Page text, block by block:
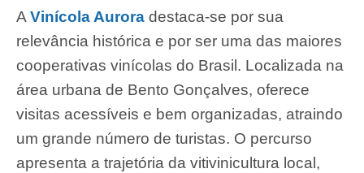
AVinícola Aurora destaca-se por sua
relevância histórica e por ser uma das maiores
cooperativas vinícolas do Brasil. Localizada na
área urbana de Bento Gonçalves, oferece
visitas acessíveis e bem organizadas, atraindo
um grande número de turistas. O percurso
apresenta a trajetória da vitivinicultura local,